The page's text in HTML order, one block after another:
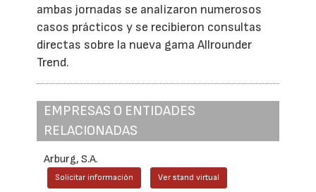
ambas jornadas se analizaron numerosos
casos prácticos y se recibieron consultas
directas sobre la nueva gama Allrounder
Trend.
EMPRESAS O ENTIDADES
RELACIONADAS
Arburg, S.A.
Solicitar información Ver stand virtual